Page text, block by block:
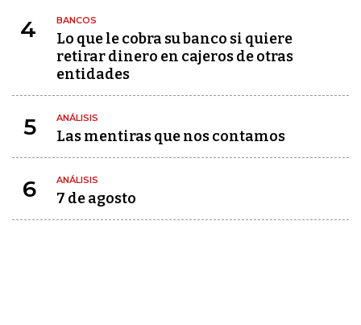
4 BANCOS
Lo que le cobra su banco si quiere
retirar dinero en cajeros de otras
entidades
5 ANÁLISIS
Las mentiras que nos contamos
6 ANÁLISIS
7 de agosto